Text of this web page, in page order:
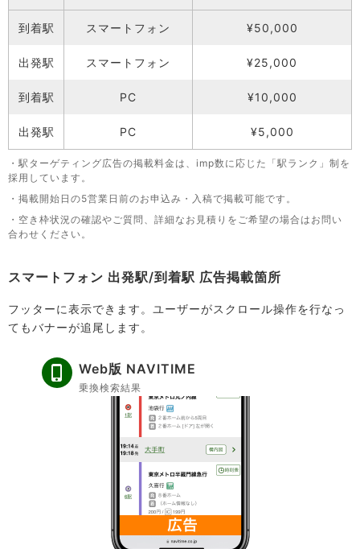
到着駅 スマートフォン ¥50,000
出発駅 スマートフォン ¥25,000
到着駅 PC ¥10,000
出発駅 PC ¥5,000
・駅ターゲティング広告の掲載料金は、imp数に応じた「駅ランク」制を
採用しています。
・掲載開始日の5営業日前のお申込み・入稿で掲載可能です。
・空き枠状況の確認やご質問、詳細なお見積りをご希望の場合はお問い
合わせください。
スマートフォン 出発駅/到着駅 広告掲載箇所
フッターに表示できます。ユーザーがスクロール操作を行なっ
てもバナーが追尾します。
Web版 NAVITIME
乗換検索結果